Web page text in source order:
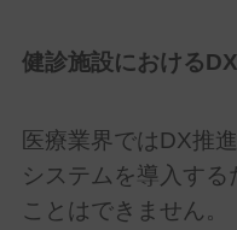
健診施設におけるDX
医療業界ではDX推
システムを導入す
ことはできません。